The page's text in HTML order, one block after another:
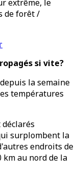
extrême, le
de forêt /
si vite?
la semaine
températures
surplombent la
endroits de
km au nord de la